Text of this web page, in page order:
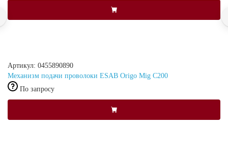
Артикул: 0455890890
Механизм подачи проволоки ESAB Origo Mig C200
По запросу